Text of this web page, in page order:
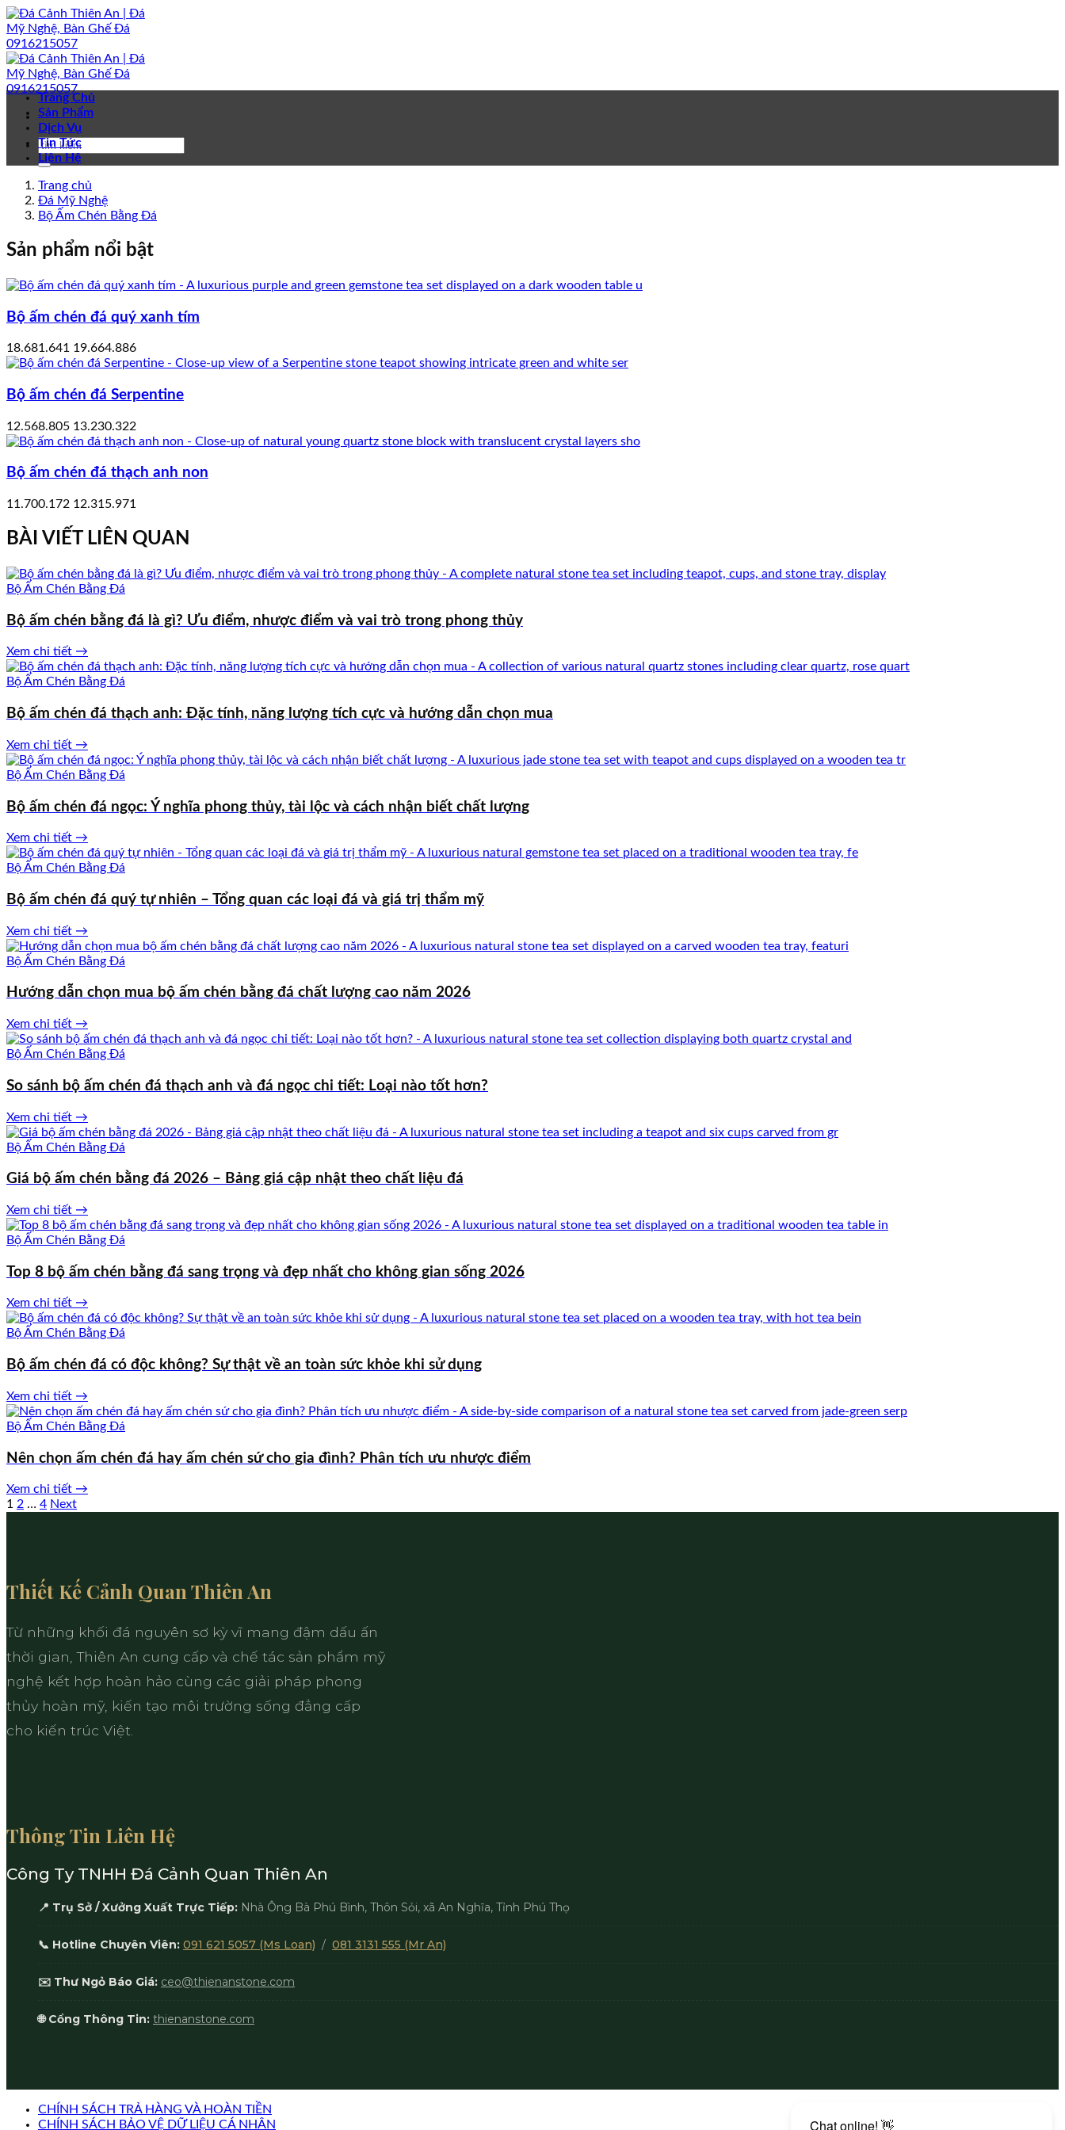
Bỏ
qua
nội
dung
Trang Chủ
Sản Phẩm
Dịch Vụ
Tin Tức
Liên Hệ
Trang chủ
Đá Mỹ Nghệ
Bộ Ấm Chén Bằng Đá
Sản phẩm nổi bật
Bộ ấm chén đá quý xanh tím
18.681.641 19.664.886
Bộ ấm chén đá Serpentine
12.568.805 13.230.322
Bộ ấm chén đá thạch anh non
11.700.172 12.315.971
BÀI VIẾT LIÊN QUAN
Bộ Ấm Chén Bằng Đá
Bộ ấm chén bằng đá là gì? Ưu điểm, nhược điểm và vai trò trong phong thủy
Xem chi tiết →
Bộ Ấm Chén Bằng Đá
Bộ ấm chén đá thạch anh: Đặc tính, năng lượng tích cực và hướng dẫn chọn mua
Xem chi tiết →
Bộ Ấm Chén Bằng Đá
Bộ ấm chén đá ngọc: Ý nghĩa phong thủy, tài lộc và cách nhận biết chất lượng
Xem chi tiết →
Bộ Ấm Chén Bằng Đá
Bộ ấm chén đá quý tự nhiên – Tổng quan các loại đá và giá trị thẩm mỹ
Xem chi tiết →
Bộ Ấm Chén Bằng Đá
Hướng dẫn chọn mua bộ ấm chén bằng đá chất lượng cao năm 2026
Xem chi tiết →
Bộ Ấm Chén Bằng Đá
So sánh bộ ấm chén đá thạch anh và đá ngọc chi tiết: Loại nào tốt hơn?
Xem chi tiết →
Bộ Ấm Chén Bằng Đá
Giá bộ ấm chén bằng đá 2026 – Bảng giá cập nhật theo chất liệu đá
Xem chi tiết →
Bộ Ấm Chén Bằng Đá
Top 8 bộ ấm chén bằng đá sang trọng và đẹp nhất cho không gian sống 2026
Xem chi tiết →
Bộ Ấm Chén Bằng Đá
Bộ ấm chén đá có độc không? Sự thật về an toàn sức khỏe khi sử dụng
Xem chi tiết →
Bộ Ấm Chén Bằng Đá
Nên chọn ấm chén đá hay ấm chén sứ cho gia đình? Phân tích ưu nhược điểm
Xem chi tiết →
Phân
1 2 … 4 Next
Thiết Kế Cảnh Quan Thiên An
Từ những khối đá nguyên sơ kỳ vĩ mang đậm dấu ấn
thời gian, Thiên An cung cấp và chế tác sản phẩm mỹ
nghệ kết hợp hoàn hảo cùng các giải pháp phong
thủy hoàn mỹ, kiến tạo môi trường sống đẳng cấp
cho kiến trúc Việt.
Thông Tin Liên Hệ
Công Ty TNHH Đá Cảnh Quan Thiên An
📍 Trụ Sở / Xưởng Xuất Trực Tiếp: Nhà Ông Bà Phú Bình, Thôn Sỏi, xã An Nghĩa, Tỉnh Phú Thọ
📞 Hotline Chuyên Viên: 091 621 5057 (Ms Loan) / 081 3131 555 (Mr An)
✉️ Thư Ngỏ Báo Giá: ceo@thienanstone.com
🌐 Cổng Thông Tin: thienanstone.com
CHÍNH SÁCH TRẢ HÀNG VÀ HOÀN TIỀN
CHÍNH SÁCH BẢO VỆ DỮ LIỆU CÁ NHÂN